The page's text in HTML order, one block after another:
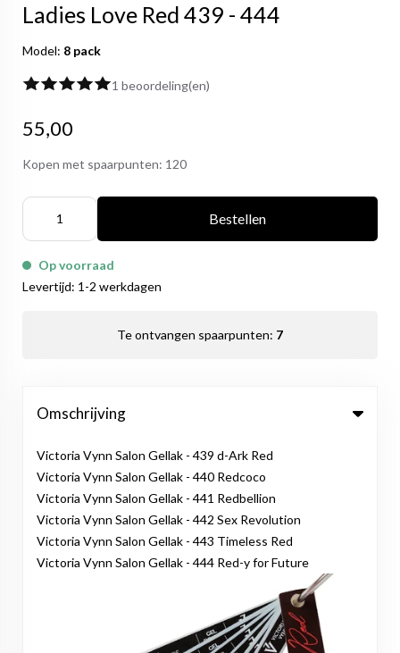
Ladies Love Red 439 - 444
Model: 8 pack
1 beoordeling(en)
55,00
Kopen met spaarpunten: 120
Bestellen
Op voorraad
Levertijd: 1-2 werkdagen
Te ontvangen spaarpunten: 7
Omschrijving
Victoria Vynn Salon Gellak - 439 d-Ark Red
Victoria Vynn Salon Gellak - 440 Redcoco
Victoria Vynn Salon Gellak - 441 Redbellion
Victoria Vynn Salon Gellak - 442 Sex Revolution
Victoria Vynn Salon Gellak - 443 Timeless Red
Victoria Vynn Salon Gellak - 444 Red-y for Future